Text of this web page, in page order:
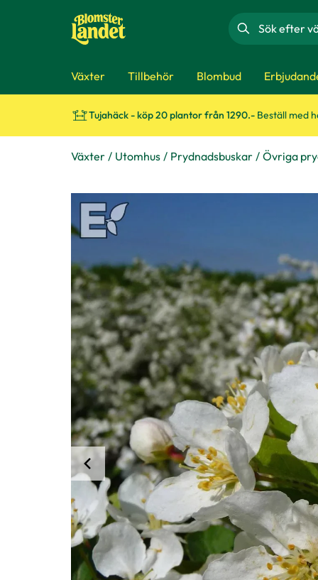
Sök
Växter Tillbehör Blombud
Tujahäck - köp 20 plantor från 1290.- Beställ med
Växter Utomhus Prydnadsbuskar Övriga